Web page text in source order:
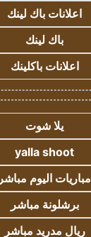
اعلانات باك لينك
باك لينك
اعلانات باكلينك
يلا شوت
yalla shoot
مباريات اليوم مباشر
برشلونة مباشر
ريال مدريد مباشر